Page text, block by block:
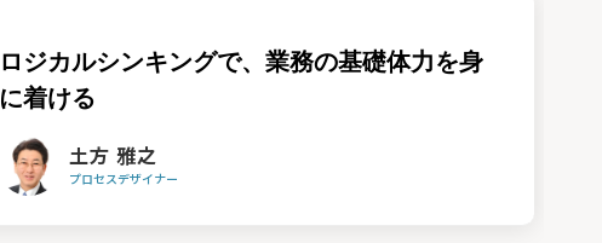
ロジカルシンキングで、業務の基礎体力を身
に着ける
土方 雅之
プロセスデザイナー